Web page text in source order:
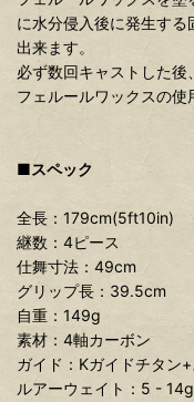
に水分侵入後に発生す
出来ます。
必ず数回キャストした後
フェルールワックスの使
■スペック
全長：179cm(5ft10in)
継数：4ピース
仕舞寸法：49cm
グリップ長：39.5cm
自重：149g
素材：4軸カーボン
ガイド：Kガイドチタン
ルアーウェイト：5 - 14g